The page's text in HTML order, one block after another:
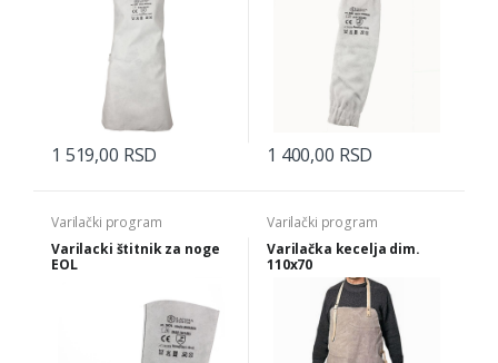
1 519,00 RSD 1 400,00 RSD
Varilački program
Varilacki štitnik za noge
EOL
Varilački program
Varilačka kecelja dim.
110x70